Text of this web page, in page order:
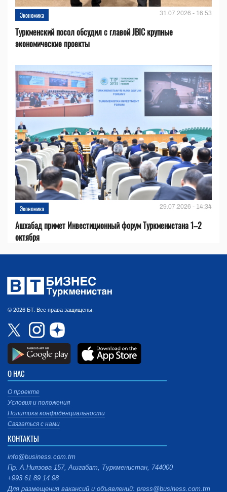
Экономика 31.07.2026 - 16:53
Туркменский посол обсудил с главой JBIC крупные
экономические проекты
Экономика 29.07.2026 - 14:34
Ашхабад примет Инвестиционный форум Туркменистана 1–2
октября
© 2026 БТ. Все права защищены.
О НАС
О проекте
Условия и положения
Политика конфиденциальности
Связаться с нами
КОНТАКТЫ
info@business.com.tm
Пр. А.Ниязова 157, Ашгабат, Туркменистан, 744000
+993 61 89 14 98
Для размещения вакансий и объявлений: press@business.com.tm